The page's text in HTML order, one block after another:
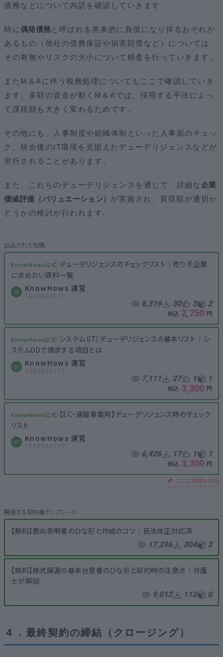
債務などについて内訳を確認していきます。
特に偶発債務と呼ばれる将来的に負債になり得るおそれが
あるもの（他社の債務保証や損害賠償など）については、
その有無やリスクの大小について精査を行っていきます。
またM＆Aに伴う税務処理についてもここで確認していき
ます。多額の資金が動くM＆Aでは、採用する手法によっ
て課税額も大きく変わるためです。
その他にも、人事制度や組織体制といった人事面のチェッ
ク、統合後のIT環境を見据えたデューデリジェンスなどが
実行されることがあります。
また、これらのデューデリジェンスを通じて、詳細な企業
価値評価（バリュエーション） が実施され、買収額が適切か
どうかの検討が行われます。
デューデリジェンスのチェックリスト│売り手企業
に求めたい資料一覧
KnowHows 運営
1000000117
8,319 30 3 2
2,750
システム（IT）デューデリジェンスの基本リスト│シ
ステムDDで請求する項目とは
KnowHows 運営
1000000117
7,111 27 1 1
3,300
【EC・通販事業用】デューデリジェンス時のチェック
リスト
KnowHows 運営
1000000117
6,426 17 1 1
3,300
ここに知識を出品
【無料】意向表明書のひな形と作成のコツ│民法改正対応済
17,296 304 2
【無料】株式譲渡の基本合意書のひな形と契約時の注意点│弁護
士が解説
9,012 113 0
４．最終契約の締結（クロージング）